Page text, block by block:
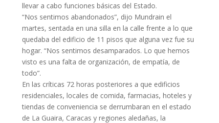
llevar a cabo funciones básicas del Estado.
“Nos sentimos abandonados”, dijo Mundrain el
martes, sentada en una silla en la calle frente a lo que
quedaba del edificio de 11 pisos que alguna vez fue su
hogar. “Nos sentimos desamparados. Lo que hemos
visto es una falta de organización, de empatía, de
todo”.
En las críticas 72 horas posteriores a que edificios
residenciales, locales de comida, farmacias, hoteles y
tiendas de conveniencia se derrumbaran en el estado
de La Guaira, Caracas y regiones aledañas, la